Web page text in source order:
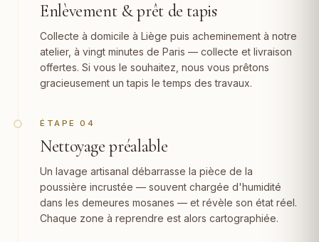
Enlèvement & prêt de tapis
Collecte à domicile à Liège puis acheminement à notre
atelier, à vingt minutes de Paris — collecte et livraison
offertes. Si vous le souhaitez, nous vous prêtons
gracieusement un tapis le temps des travaux.
ÉTAPE 04
Nettoyage préalable
Un lavage artisanal débarrasse la pièce de la
poussière incrustée — souvent chargée d'humidité
dans les demeures mosanes — et révèle son état réel.
Chaque zone à reprendre est alors cartographiée.